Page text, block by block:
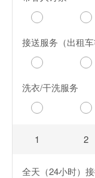
接送服务（出租车
洗衣/干洗服务
1 2
全天（24小时）